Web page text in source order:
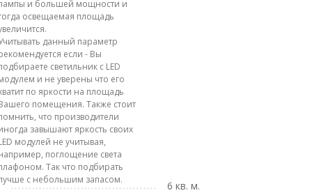
и большей мощности и
освещаемая площадь
данный параметр
если - Вы
светильник с LED
и не уверены что его
по яркости на площадь
помещения. Также стоит
что производители
завышают яркость своих
модулей не учитывая,
поглощение света
Так что подбирать
с небольшим запасом.
6 кв. м.